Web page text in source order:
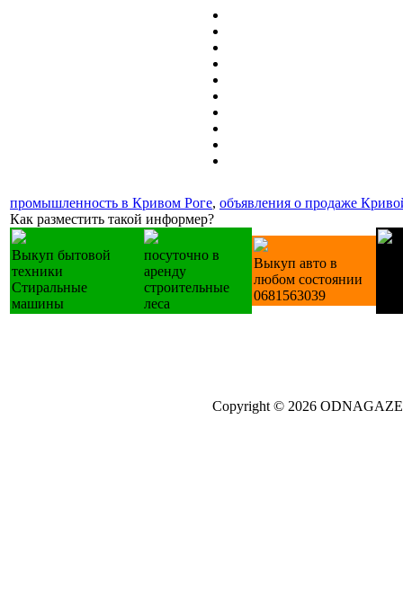
промышленность в Кривом Роге, объявления о продаже
Как разместить такой информер?
Выкуп бытовой
техники
Стиральные
машины
посуточно в
аренду
строительные
леса
Выкуп авто в
любом состоянии
0681563039
Copyright © 2026